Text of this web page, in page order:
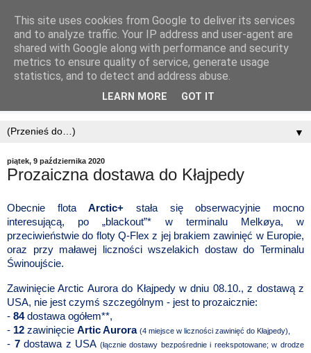
▼
piątek, 9 października 2020
Prozaiczna dostawa do Kłajpedy
Obecnie flotaArctic+ stała się obserwacyjnie mocno
interesującą, po „blackout”* w terminalu Melkøya, w
przeciwieństwie do floty Q-Flex z jej brakiem zawinięć w Europie,
oraz przy maławej liczności wszelakich dostaw do Terminalu
Świnoujście.
Zawinięcie Arctic Aurora do Kłajpedy w dniu 08.10., z dostawą z
USA, nie jest czymś szczególnym - jest to prozaicznie:
- 84dostawa ogółem**,
- 12 zawinięcie Artic Aurora (4 miejsce w liczności zawinięć do Kłajpedy),
- 7dostawa z USA (łącznie dostawy bezpośrednie i reekspotowane; w drodze
This site uses cookies from Google to deliver its services
and to analyze traffic. Your IP address and user-agent are
shared with Google along with performance and security
metrics to ensure quality of service, generate usage
statistics, and to detect and address abuse.
LEARN MORE GOT IT